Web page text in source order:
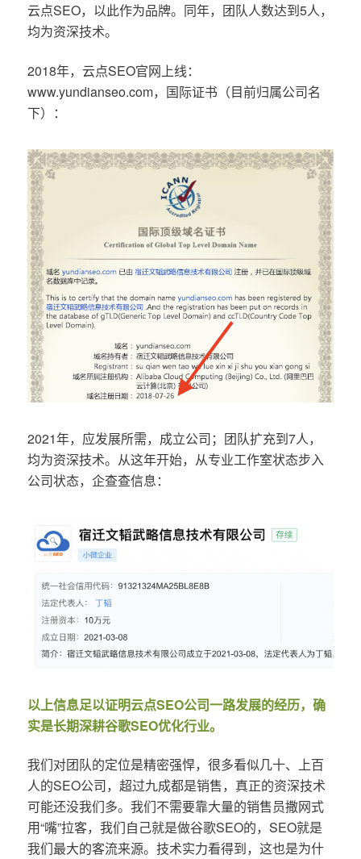
云点SEO，以此作为品牌。同年，团队人数达到5人，
均为资深技术。
2018年，云点SEO官网上线：
www.yundianseo.com，国际证书（目前归属公司名
下）：
2021年，应发展所需，成立公司；团队扩充到7人，
均为资深技术。从这年开始，从专业工作室状态步入
公司状态，企查查信息：
以上信息足以证明云点SEO公司一路发展的经历，确
实是长期深耕谷歌SEO优化行业。
我们对团队的定位是精密强悍，很多看似几十、上百
人的SEO公司，超过九成都是销售，真正的资深技术
可能还没我们多。我们不需要靠大量的销售员撒网式
用“嘴”拉客，我们自己就是做谷歌SEO的，SEO就是
我们最大的客流来源。技术实力看得到，这也是为什